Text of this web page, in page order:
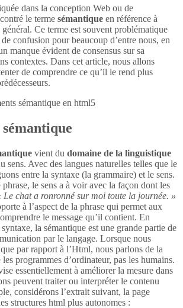
dans la conception Web ou de
le terme sémantique en référence à
Ce terme est souvent problématique
confusion pour beaucoup d’entre nous, en
manque évident de consensus sur sa
contextes. Dans cet article, nous allons
de comprendre ce qu’il le rend plus
sémantique en html5
vient du domaine de la linguistique
sens. Avec des langues naturelles telles que le
entre la syntaxe (la grammaire) et le sens.
phrase, le sens a à voir avec la façon dont les
Le chat a ronronné sur moi toute la journée. »
à l’aspect de la phrase qui permet aux
le message qu’il contient. En
la sémantique est une grande partie de
par le langage. Lorsque nous
par rapport à l’Html, nous parlons de la
programmes d’ordinateur, pas les humains.
essentiellement à améliorer la mesure dans
peuvent traiter ou interpréter le contenu
considérons l’extrait suivant, la page
structures html plus autonomes :